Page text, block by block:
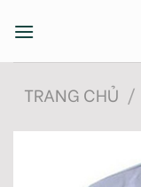
TRANG CHỦ /